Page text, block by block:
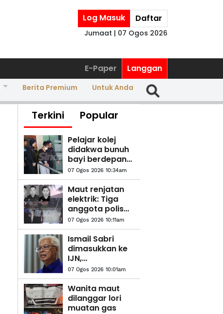
Log Masuk Daftar
Jumaat | 07 Ogos 2026
E-Paper Langgan
Berita Premium Untuk Anda
Terkini Popular
Pelajar kolej
didakwa bunuh
bayi berdepan
hukuman mati,
teman lelaki
dibebaskan
07 Ogos 2026 10:34am
Maut renjatan
elektrik: Tiga
anggota polis
mahu alih galah,
hilang
keseimbangan
07 Ogos 2026 10:11am
Ismail Sabri
dimasukkan ke
IJN,
pendakwaan
ditangguh 27
Ogos
07 Ogos 2026 10:01am
Wanita maut
dilanggar lori
muatan gas